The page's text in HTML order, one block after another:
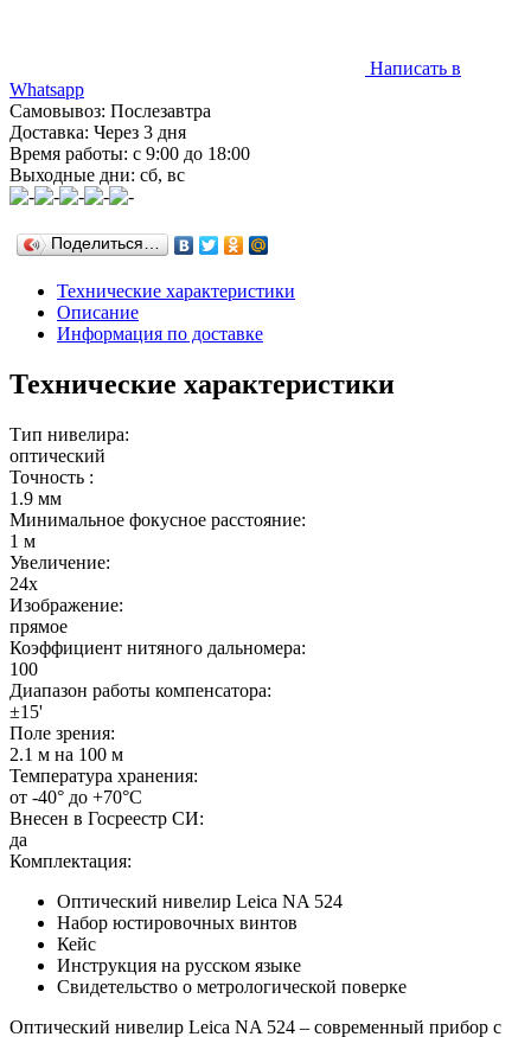
Написать в
Whatsapp
Самовывоз: Послезавтра
Доставка: Через 3 дня
Время работы: с 9:00 до 18:00
Выходные дни: сб, вс
Поделиться…
Технические характеристики
Описание
Информация по доставке
Технические характеристики
Тип нивелира:
оптический
Точность :
1.9 мм
Минимальное фокусное расстояние:
1 м
Увеличение:
24x
Изображение:
прямое
Коэффициент нитяного дальномера:
100
Диапазон работы компенсатора:
±15'
Поле зрения:
2.1 м на 100 м
Температура хранения:
от -40° до +70°С
Внесен в Госреестр СИ:
да
Комплектация:
Оптический нивелир Leica NA 524
Набор юстировочных винтов
Кейс
Инструкция на русском языке
Свидетельство о метрологической поверке
Оптический нивелир Leica NA 524 – современный прибор с